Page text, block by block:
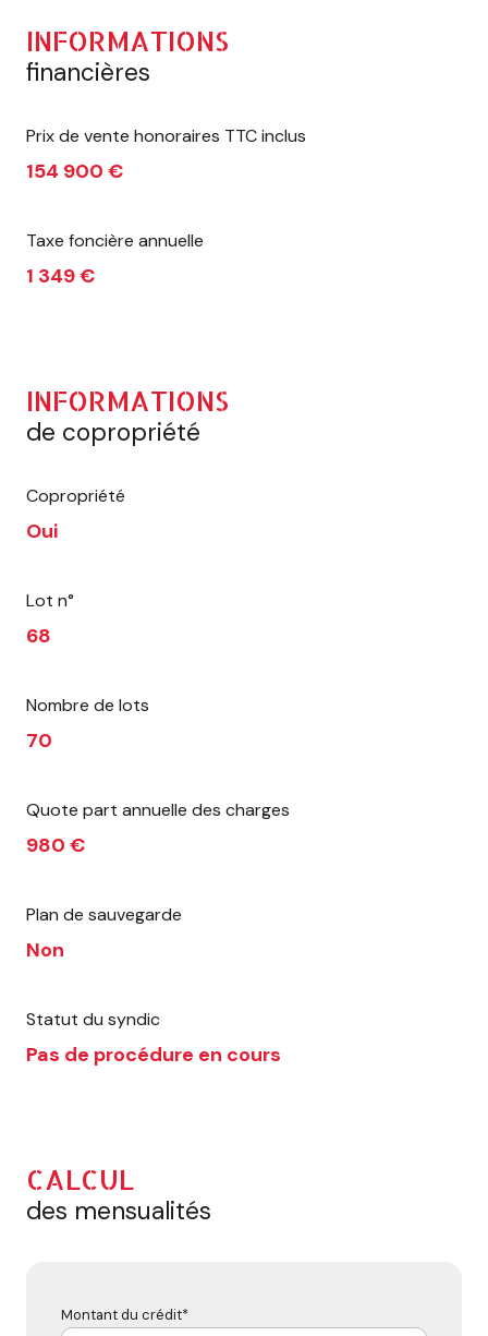
INFORMATIONS
financières
Prix de vente honoraires TTC inclus
154 900 €
Taxe foncière annuelle
1 349 €
INFORMATIONS
de copropriété
Copropriété
Oui
Lot n°
68
Nombre de lots
70
Quote part annuelle des charges
980 €
Plan de sauvegarde
Non
Statut du syndic
Pas de procédure en cours
CALCUL
des mensualités
Montant du crédit*